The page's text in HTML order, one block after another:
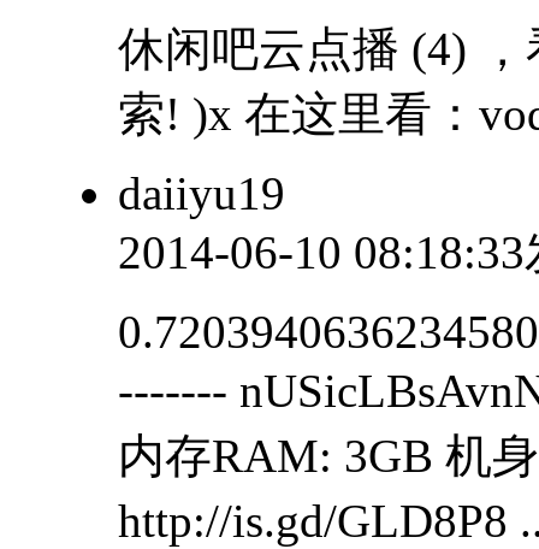
休闲吧云点播 (4)
索! )x 在这里看：
daiiyu19
2014-06-10
-------
内存RAM: 3GB 机
http://is.gd/GLD8P8